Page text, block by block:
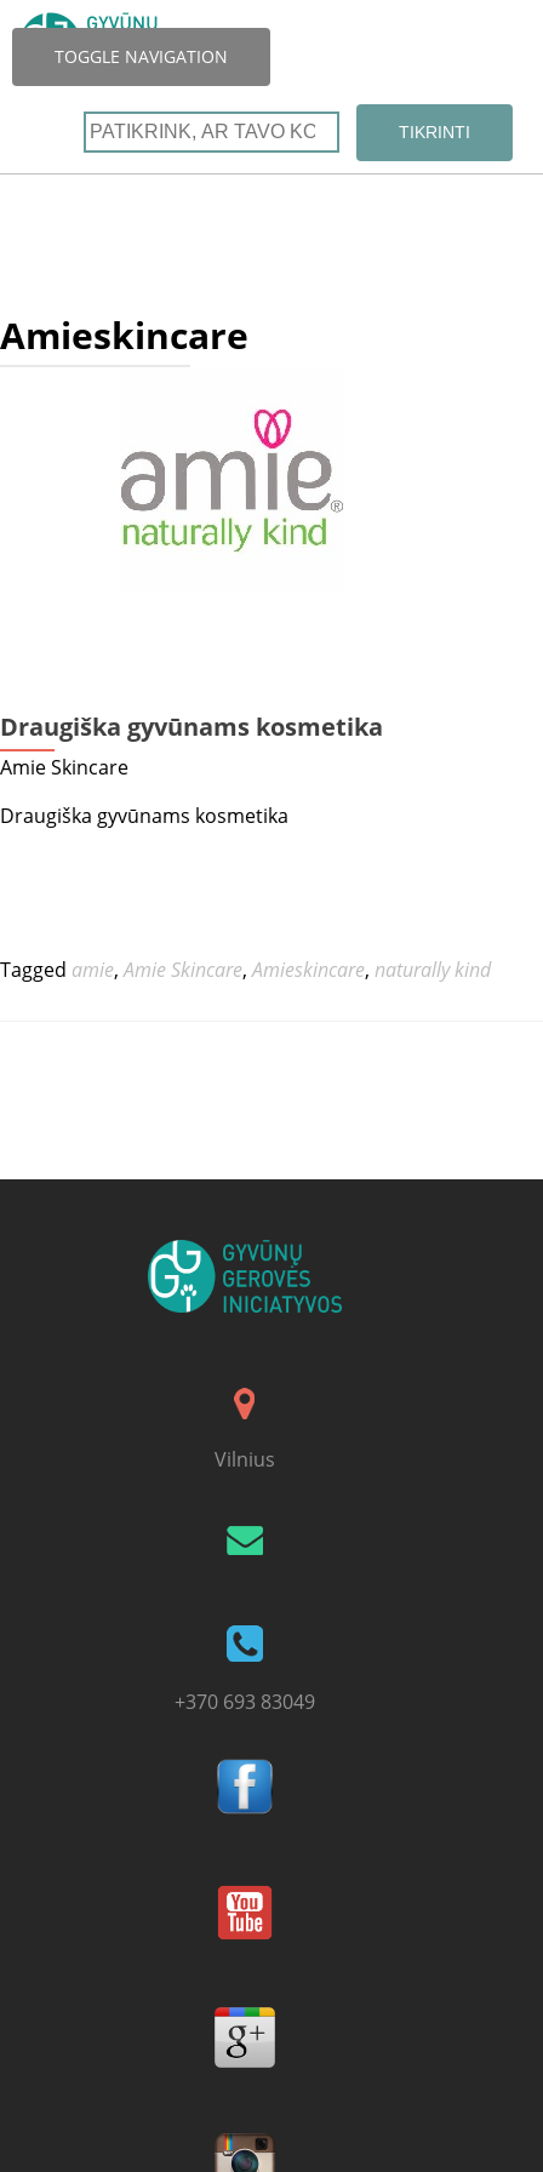
TOGGLE NAVIGATION
Amieskincare
Draugiška gyvūnams kosmetika
Amie Skincare
Draugiška gyvūnams kosmetika
Tagged amie,Amie Skincare,Amieskincare, naturally kind
Vilnius
+370 693 83049